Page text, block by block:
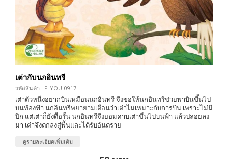
เต่ากับนกอินทรี
รหัสสินค้า : P-YOU-0917
เต่าตัวหนึ่งอยากบินเหมือนนกอินทรี จึงขอให้นกอินทรีช่วยพาบินขึ้นไป
บนท้องฟ้า นกอินทรีพยายามเตือนว่าเต่าไม่เหมาะกับการบิน เพราะไม่มี
ปีก แต่เต่าก็ยังดื้อรั้น นกอินทรีจึงยอมคาบเต่าขึ้นไปบนฟ้า แล้วปล่อยลง
มา เต่าจึงตกลงสู่พื้นและได้รับอันตราย
ดูรายละเอียดเพิ่มเติม